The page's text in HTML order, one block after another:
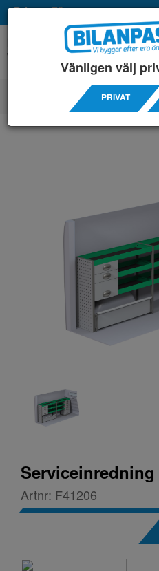
Privat Företag
SERVICEINREDNINGAR/ FIAT /
Artnr: F41206
Vänligen välj
PRIVAT